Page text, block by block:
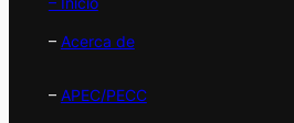
– Acerca de
– APEC/PECC